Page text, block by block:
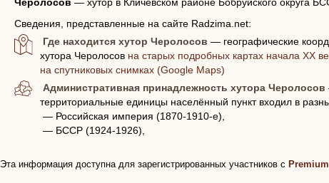
Сведения, представленные на сайте Radzima.net:
Где находится хутор Черолосов — географические
хутора Черолосов на старых подробных картах начала XX
на спутниковых снимках (Google Maps)
Административная принадлежность хутора Черолосов
территориальные единицы населённый пункт входил в
— Российская империя (1870-1910-е),
— БССР (1924-1926),
Эта информация доступна для зарегистрированных участников с